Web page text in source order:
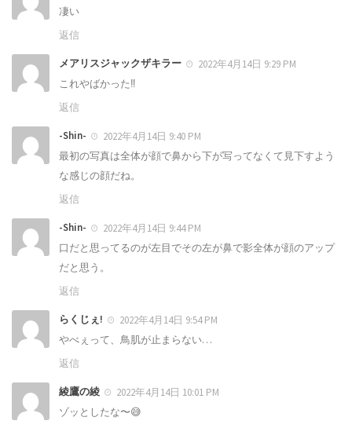
凄い
返信
メアリスジャックザキラー
2022年4月14日 9:29 PM
これやばかった‼️
返信
-Shin-
2022年4月14日 9:40 PM
最初の写真は全体が顔で鼻から下が写ってなくて見下すよう
な感じの顔だね。
返信
-Shin-
2022年4月14日 9:44 PM
口だと思ってるのが左目でその左が鼻で影全体が顔のアップ
だと思う。
返信
らくじぇ!
2022年4月14日 9:54 PM
やべぇって、鳥肌が止まらない…
返信
綾鷹の綾
2022年4月14日 10:01 PM
ゾッとしたな〜😅